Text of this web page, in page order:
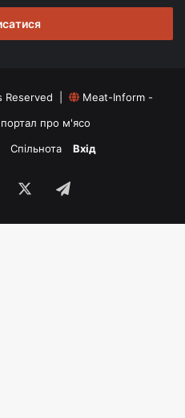
Reserved |
Meat-Inform -
про м'ясо
Спільнота Вхід
Facebook